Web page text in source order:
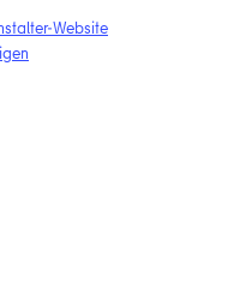
Website